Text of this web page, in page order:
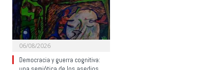
06/08/2026
Democracia y guerra cognitiva: